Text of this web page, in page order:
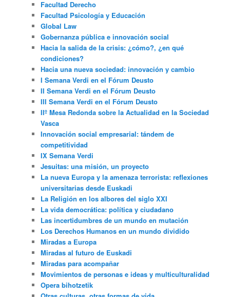
Facultad Derecho
Facultad Psicología y Educación
Global Law
Gobernanza pública e innovación social
Hacia la salida de la crisis: ¿cómo?, ¿en qué
condiciones?
Hacia una nueva sociedad: innovación y cambio
I Semana Verdi en el Fórum Deusto
II Semana Verdi en el Fórum Deusto
III Semana Verdi en el Fórum Deusto
IIº Mesa Redonda sobre la Actualidad en la Sociedad
Vasca
Innovación social empresarial: tándem de
competitividad
IX Semana Verdi
Jesuitas: una misión, un proyecto
La nueva Europa y la amenaza terrorista: reflexiones
universitarias desde Euskadi
La Religión en los albores del siglo XXI
La vida democrática: política y ciudadano
Las incertidumbres de un mundo en mutación
Los Derechos Humanos en un mundo dividido
Miradas a Europa
Miradas al futuro de Euskadi
Miradas para acompañar
Movimientos de personas e ideas y multiculturalidad
Opera bihotzetik